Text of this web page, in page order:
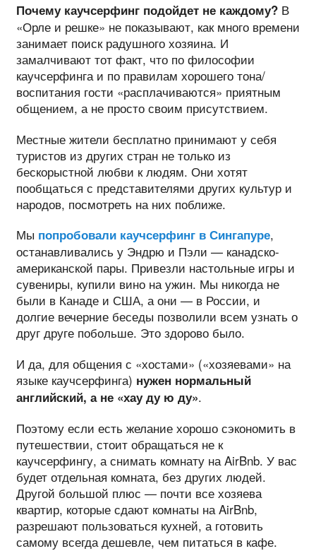
Почему каучсерфинг подойдет не каждому?В
«Орле и решке» не показывают, как много времени
занимает поиск радушного хозяина. И
замалчивают тот факт, что по философии
каучсерфинга и по правилам хорошего тона/
воспитания гости «расплачиваются» приятным
общением, а не просто своим присутствием.
Местные жители бесплатно принимают у себя
туристов из других стран не только из
бескорыстной любви к людям. Они хотят
пообщаться с представителями других культур и
народов, посмотреть на них поближе.
Мы попробовали каучсерфинг в Сингапуре,
останавливались у Эндрю и Пэли — канадско-
американской пары. Привезли настольные игры и
сувениры, купили вино на ужин. Мы никогда не
были в Канаде и США, а они — в России, и
долгие вечерние беседы позволили всем узнать о
друг друге побольше. Это здорово было.
И да, для общения с «хостами» («хозяевами» на
языке каучсерфинга) нужен нормальный
английский, а не «хау ду ю ду».
Поэтому если есть желание хорошо сэкономить в
путешествии, стоит обращаться не к
каучсерфингу, а снимать комнату на AirBnb. У вас
будет отдельная комната, без других людей.
Другой большой плюс — почти все хозяева
квартир, которые сдают комнаты на AirBnb,
разрешают пользоваться кухней, а готовить
самому всегда дешевле, чем питаться в кафе.